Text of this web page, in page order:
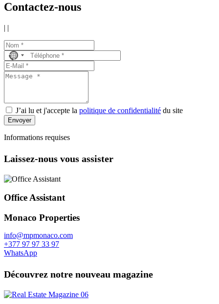
Contactez-nous
| |
No
country
selected
J’ai lu et j'accepte la politique de confidentialité du site
Envoyer
Informations requises
Laissez-nous vous assister
Office Assistant
Monaco Properties
info@mpmonaco.com
+377 97 97 33 97
WhatsApp
Découvrez notre nouveau magazine